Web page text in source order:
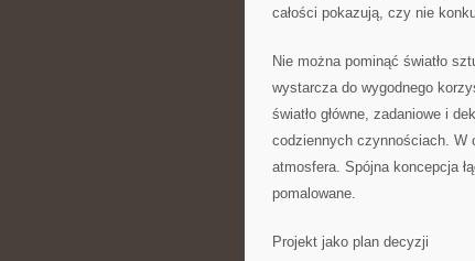
całości pokazują, czy nie
Nie można pominąć światło
wystarcza do wygodnego
światło główne, zadaniowe i
codziennych czynnościach. W
atmosfera. Spójna koncepcja
pomalowane.
Projekt jako plan decyzji